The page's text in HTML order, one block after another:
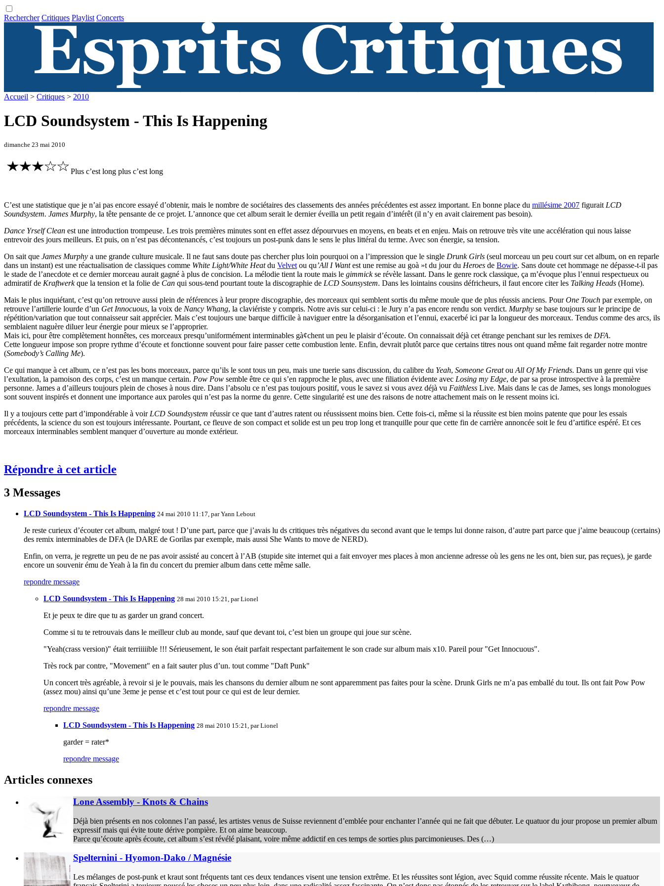
Rechercher Critiques Playlist Concerts
Accueil > Critiques > 2010
LCD Soundsystem - This Is Happening
dimanche 23 mai 2010
Plus c’est long plus c’est long
C’est une statistique que je n’ai pas encore essayé d’obtenir, mais le nombre de sociétaires des classements des années précédentes est assez important. En bonne place du millésime 2007 figurait LCD
Soundsystem. James Murphy, la tête pensante de ce projet. L’annonce que cet album serait le dernier éveilla un petit regain d’intérêt (il n’y en avait clairement pas besoin).
Dance Yrself Clean est une introduction trompeuse. Les trois premières minutes sont en effet assez dépourvues en moyens, en beats et en enjeu. Mais on retrouve très vite une accélération qui nous laisse
entrevoir des jours meilleurs. Et puis, on n’est pas décontenancés, c’est toujours un post-punk dans le sens le plus littéral du terme. Avec son énergie, sa tension.
On sait que James Murphy a une grande culture musicale. Il ne faut sans doute pas chercher plus loin pourquoi on a l’impression que le single Drunk Girls (seul morceau un peu court sur cet album, on en reparle
dans un instant) est une réactualisation de classiques comme White Light/White Heatdu Velvet ou qu’All I Wantest une remise au goà »t du jour du Heroes de Bowie. Sans doute cet hommage ne dépasse-t-il pas
le stade de l’anecdote et ce dernier morceau aurait gagné à plus de concision. La mélodie tient la route mais le gimmickse révèle lassant. Dans le genre rock classique, ça m’évoque plus l’ennui respectueux ou
admiratif de Kraftwerkque la tension et la folie de Can qui sous-tend pourtant toute la discographie de LCD Sounsystem. Dans les lointains cousins défricheurs, il faut encore citer les Talking Heads (Home).
Mais le plus inquiétant, c’est qu’on retrouve aussi plein de références à leur propre discographie, des morceaux qui semblent sortis du même moule que de plus réussis anciens. PourOne Touch par exemple, on
retrouve l’artillerie lourde d’un Get Innocuous, la voix de Nancy Whang, la claviériste y compris. Notre avis sur celui-ci : le Jury n’a pas encore rendu son verdict. Murphy se base toujours sur le principe de
répétition/variation que tout connaisseur sait apprécier. Mais c’est toujours une barque difficile à naviguer entre la désorganisation et l’ennui, exacerbé ici par la longueur des morceaux. Tendus comme des arcs, ils
semblaient naguère diluer leur énergie pour mieux se l’approprier.
Mais ici, pour être complètement honnêtes, ces morceaux presqu’uniformément interminables gà¢chent un peu le plaisir d’écoute. On connaissait déjà cet étrange penchant sur les remixes de DFA.
Cette longueur impose son propre rythme d’écoute et fonctionne souvent pour faire passer cette combustion lente. Enfin, devrait plutôt parce que certains titres nous ont quand même fait regarder notre montre
(Somebody’s Calling Me).
Ce qui manque à cet album, ce n’est pas les bons morceaux, parce qu’ils le sont tous un peu, mais une tuerie sans discussion, du calibre du Yeah, Someone Greatou All Of My Friends. Dans un genre qui vise
l’exultation, la pamoison des corps, c’est un manque certain. Pow Pow semble être ce qui s’en rapproche le plus, avec une filiation évidente avec Losing my Edge, de par sa prose introspective à la première
personne. James a d’ailleurs toujours plein de choses à nous dire. Dans l’absolu ce n’est pas toujours positif, vous le savez si vous avez déjà vu Faithless Live. Mais dans le cas de James, ses longs monologues
sont souvent inspirés et donnent une importance aux paroles qui n’est pas la norme du genre. Cette singularité est une des raisons de notre attachement mais on le ressent moins ici.
Il y a toujours cette part d’impondérable à voir LCD Soundsystem réussir ce que tant d’autres ratent ou réussissent moins bien. Cette fois-ci, même si la réussite est bien moins patente que pour les essais
précédents, la science du son est toujours intéressante. Pourtant, ce fleuve de son compact et solide est un peu trop long et tranquille pour que cette fin de carrière annoncée soit le feu d’artifice espéré. Et ces
morceaux interminables semblent manquer d’ouverture au monde extérieur.
Répondre à cet article
3 Messages
LCD Soundsystem - This Is Happening 24 mai 2010 11:17, parYann Lebout
Je reste curieux d’écouter cet album, malgré tout ! D’une part, parce que j’avais lu ds critiques très négatives du second avant que le temps lui donne raison, d’autre part parce que j’aime beaucoup (certains)
des remix interminables de DFA (le DARE de Gorilas par exemple, mais aussi She Wants to move de NERD).
Enfin, on verra, je regrette un peu de ne pas avoir assisté au concert à l’AB (stupide site internet qui a fait envoyer mes places à mon ancienne adresse où les gens ne les ont, bien sur, pas reçues), je garde
encore un souvenir ému de Yeah à la fin du concert du premier album dans cette même salle.
repondre message
LCD Soundsystem - This Is Happening 28 mai 2010 15:21, parLionel
Et je peux te dire que tu as garder un grand concert.
Comme si tu te retrouvais dans le meilleur club au monde, sauf que devant toi, c’est bien un groupe qui joue sur scène.
"Yeah(crass version)" était terriiiiible !!! Sérieusement, le son était parfait respectant parfaitement le son crade sur album mais x10. Pareil pour "Get Innocuous".
Très rock par contre, "Movement" en a fait sauter plus d’un. tout comme "Daft Punk"
Un concert très agréable, à revoir si je le pouvais, mais les chansons du dernier album ne sont apparemment pas faites pour la scène. Drunk Girls ne m’a pas emballé du tout. Ils ont fait Pow Pow
(assez mou) ainsi qu’une 3eme je pense et c’est tout pour ce qui est de leur dernier.
repondre message
LCD Soundsystem - This Is Happening 28 mai 2010 15:21, parLionel
garder = rater*
repondre message
Articles connexes
Lone Assembly - Knots & Chains
Déjà bien présents en nos colonnes l’an passé, les artistes venus de Suisse reviennent d’emblée pour enchanter l’année qui ne fait que débuter. Le quatuor du jour propose un premier album
expressif mais qui évite toute dérive pompière. Et on aime beaucoup.
Parce qu’écoute après écoute, cet album s’est révélé plaisant, voire même addictif en ces temps de sorties plus parcimonieuses. Des (…)
Spelternini - Hyomon-Dako / Magnésie
Les mélanges de post-punk et kraut sont fréquents tant ces deux tendances visent une tension extrême. Et les réussites sont légion, avec Squid comme réussite récente. Mais le quatuor